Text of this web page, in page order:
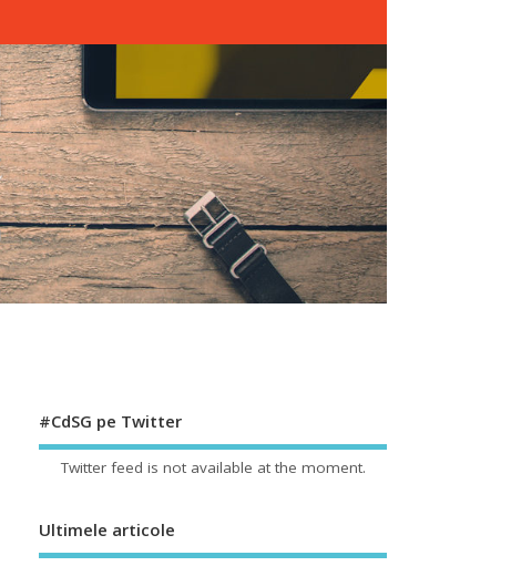
#CdSG pe Twitter
Twitter feed is not available at the moment.
Ultimele articole